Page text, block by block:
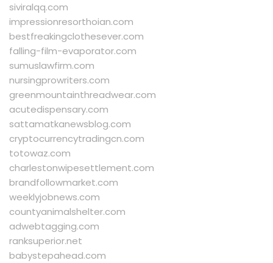
siviralqq.com
impressionresorthoian.com
bestfreakingclothesever.com
falling-film-evaporator.com
sumuslawfirm.com
nursingprowriters.com
greenmountainthreadwear.com
acutedispensary.com
sattamatkanewsblog.com
cryptocurrencytradingcn.com
totowaz.com
charlestonwipesettlement.com
brandfollowmarket.com
weeklyjobnews.com
countyanimalshelter.com
adwebtagging.com
ranksuperior.net
babystepahead.com